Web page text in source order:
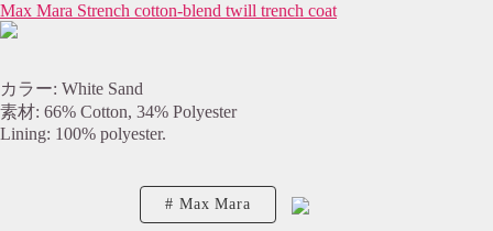
Max Mara Strench cotton-blend twill trench coat
カラー: White Sand
素材: 66% Cotton, 34% Polyester
Lining: 100% polyester.
Max Mara